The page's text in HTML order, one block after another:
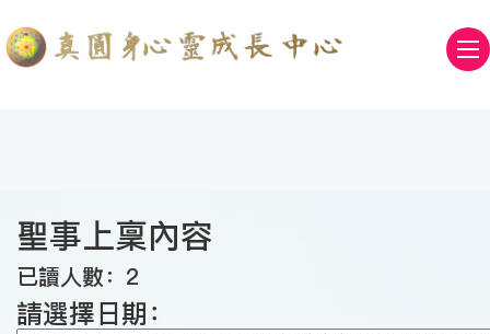
聖事上稟內容
已讀人數：2
請選擇日期：